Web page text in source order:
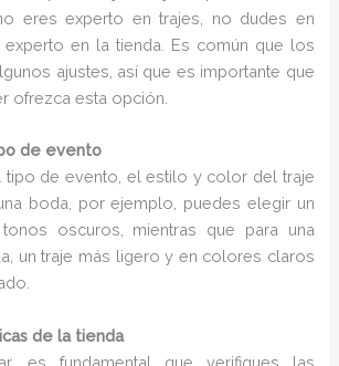
eres experto en trajes, no dudes en
experto en la tienda. Es común que los
ajustes, así que es importante que
ofrezca esta opción.
de evento
tipo de evento, el estilo y color del traje
boda, por ejemplo, puedes elegir un
oscuros, mientras que para una
un traje más ligero y en colores claros
de la tienda
es fundamental que verifiques las